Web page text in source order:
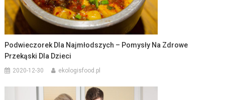
Podwieczorek Dla Najmłodszych – Pomysły Na Zdrowe
Przekąski Dla Dzieci
2020-12-30 ekologisfood.pl